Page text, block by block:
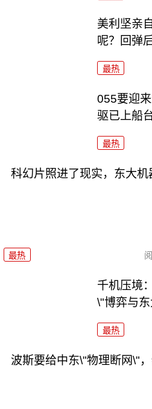
美利坚亲
呢？回弹
最热
055要迎
驱已上船台
最热
科幻片照进了现实，东大机
最热
千机压境
\"博弈与
最热
波斯要给中东\"物理断网\"